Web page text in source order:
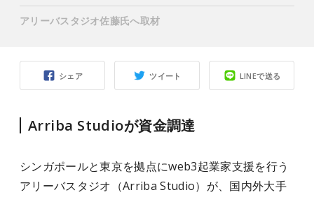
シェア ツイート LINEで送る
Arriba Studioが資金調達
シンガポールと東京を拠点にweb3起業家支援を行う
アリーバスタジオ（Arriba Studio）が、国内外大手
アリーバスタジオ佐藤氏へ取材